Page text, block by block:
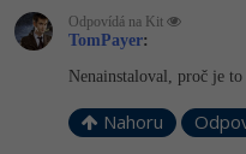
Fórum
Kurzy designu
HTML/CSS -80%
Příběhy absolventů
Odpovídá na Kit
TomPayer:
Nenainstaloval, proč je to
Nahoru